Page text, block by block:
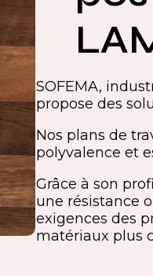
SOFEMA,
propose des
Nos plans de
polyvalence et
Grâce à son
une résistance
exigences des
matériaux plus